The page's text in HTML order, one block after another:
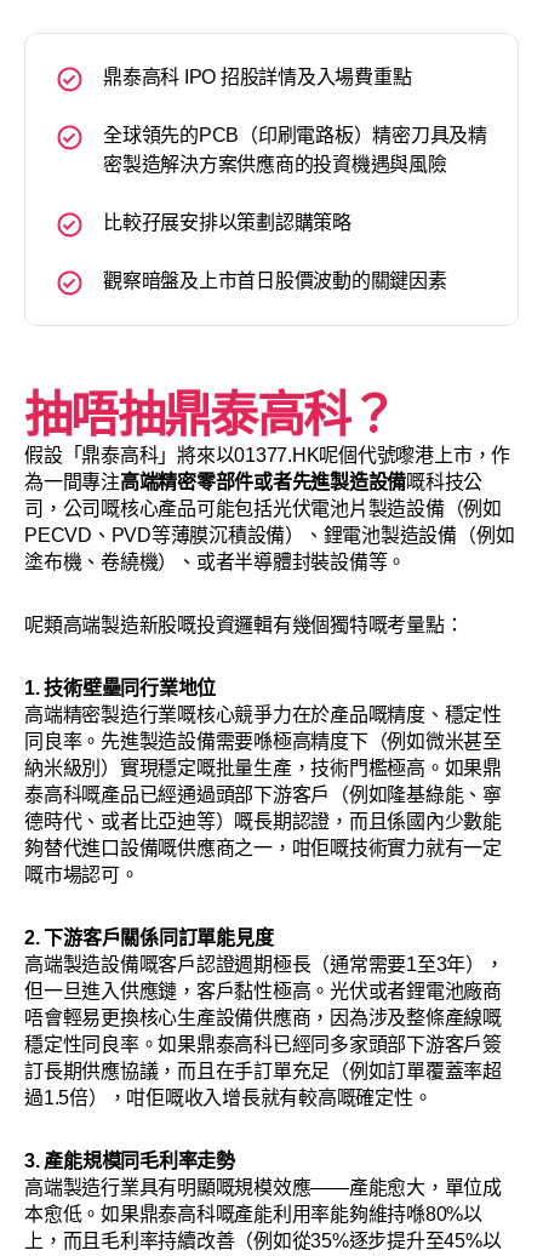
鼎泰高科 IPO 招股詳情及入場費重點
全球領先的PCB（印刷電路板）精密刀具及精
密製造解決方案供應商的投資機遇與風險
比較孖展安排以策劃認購策略
觀察暗盤及上市首日股價波動的關鍵因素
抽唔抽鼎泰高科？
假設「鼎泰高科」將來以01377.HK呢個代號嚟港上市，作
為一間專注高端精密零部件或者先進製造設備嘅科技公
司，公司嘅核心產品可能包括光伏電池片製造設備（例如
PECVD、PVD等薄膜沉積設備）、鋰電池製造設備（例如
塗布機、卷繞機）、或者半導體封裝設備等。
呢類高端製造新股嘅投資邏輯有幾個獨特嘅考量點：
1. 技術壁壘同行業地位
高端精密製造行業嘅核心競爭力在於產品嘅精度、穩定性
同良率。先進製造設備需要喺極高精度下（例如微米甚至
納米級別）實現穩定嘅批量生產，技術門檻極高。如果鼎
泰高科嘅產品已經通過頭部下游客戶（例如隆基綠能、寧
德時代、或者比亞迪等）嘅長期認證，而且係國內少數能
夠替代進口設備嘅供應商之一，咁佢嘅技術實力就有一定
嘅市場認可。
2. 下游客戶關係同訂單能見度
高端製造設備嘅客戶認證週期極長（通常需要1至3年），
但一旦進入供應鏈，客戶黏性極高。光伏或者鋰電池廠商
唔會輕易更換核心生產設備供應商，因為涉及整條產線嘅
穩定性同良率。如果鼎泰高科已經同多家頭部下游客戶簽
訂長期供應協議，而且在手訂單充足（例如訂單覆蓋率超
過1.5倍），咁佢嘅收入增長就有較高嘅確定性。
3. 產能規模同毛利率走勢
高端製造行業具有明顯嘅規模效應——產能愈大，單位成
本愈低。如果鼎泰高科嘅產能利用率能夠維持喺80%以
上，而且毛利率持續改善（例如從35%逐步提升至45%以